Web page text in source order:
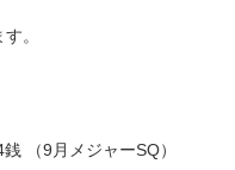
。
（9月メジャーSQ）